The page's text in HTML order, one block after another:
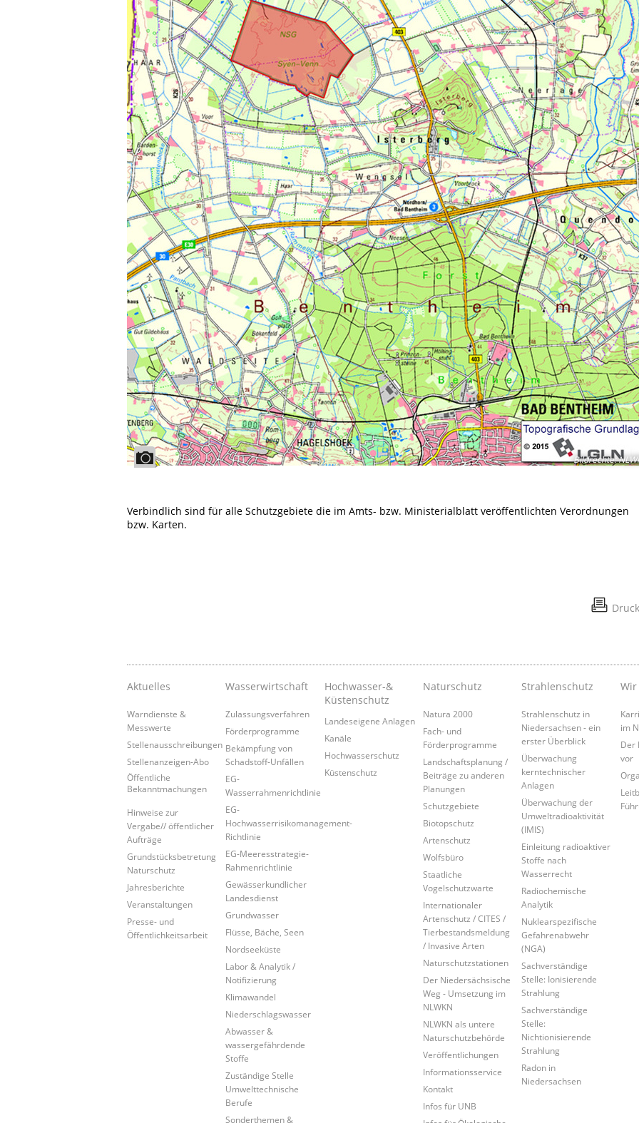
Bildrechte:
Verbindlich sind für alle Schutzgebiete die im Amts- bzw. Ministerialblatt veröffentlichten Verordnungen
bzw. Karten.
Aktuelles
Warndienste &
Messwerte
Stellenausschreibungen
Stellenanzeigen-Abo
Öffentliche
Bekanntmachungen
Hinweise zur
Vergabe// öffentlicher
Aufträge
Grundstücksbetretung
Naturschutz
Jahresberichte
Veranstaltungen
Presse- und
Öffentlichkeitsarbeit
Wasserwirtschaft
Zulassungsverfahren
Förderprogramme
Bekämpfung von
Schadstoff-Unfällen
EG-
Wasserrahmenrichtlinie
EG-
Hochwasserrisikomanagement-
Richtlinie
EG-Meeresstrategie-
Rahmenrichtlinie
Gewässerkundlicher
Landesdienst
Grundwasser
Flüsse, Bäche, Seen
Nordseeküste
Labor & Analytik /
Notifizierung
Klimawandel
Niederschlagswasser
Abwasser &
wassergefährdende
Stoffe
Zuständige Stelle
Umwelttechnische
Berufe
Sonderthemen &
Hochwasser-&
Küstenschutz
Landeseigene Anlagen
Kanäle
Hochwasserschutz
Küstenschutz
Naturschutz
Natura 2000
Fach- und
Förderprogramme
Landschaftsplanung /
Beiträge zu anderen
Planungen
Schutzgebiete
Biotopschutz
Artenschutz
Wolfsbüro
Staatliche
Vogelschutzwarte
Internationaler
Artenschutz / CITES /
Tierbestandsmeldung
/ Invasive Arten
Naturschutzstationen
Der Niedersächsische
Weg - Umsetzung im
NLWKN
NLWKN als untere
Naturschutzbehörde
Veröffentlichungen
Informationsservice
Kontakt
Infos für UNB
Strahlenschutz
Strahlenschutz in
Niedersachsen - ein
erster Überblick
Überwachung
kerntechnischer
Anlagen
Überwachung der
Umweltradioaktivität
(IMIS)
Einleitung radioaktiver
Stoffe nach
Wasserrecht
Radiochemische
Analytik
Nuklearspezifische
Gefahrenabwehr
(NGA)
Sachverständige
Stelle: Ionisierende
Strahlung
Sachverständige
Stelle:
Nichtionisierende
Strahlung
Radon in
Niedersachsen
im
Der
vor